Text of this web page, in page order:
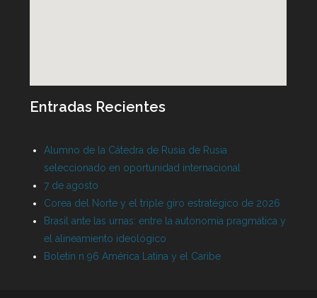
Entradas Recientes
Alumno de la Cátedra de Rusia de Rusia
seleccionado en oportunidad internacional
7 de agosto
Corea del Norte y el triple giro estratégico de 2026
Brasil ante las urnas: entre la autonomía pragmática y
el alineamiento ideológico
Boletín n 96 América Latina y el Caribe